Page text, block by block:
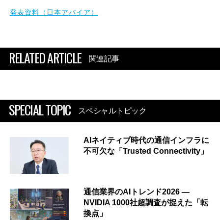
発表資料（日本アバイア）
RELATED ARTICLE 関連記事
SPECIAL TOPIC スペシャルトピック
AIネイティブ時代の通信インフラに
不可欠な「Trusted Connectivity」
通信業界のAIトレンド2026 ―
NVIDIA 1000社超調査が捉えた「転
換点」